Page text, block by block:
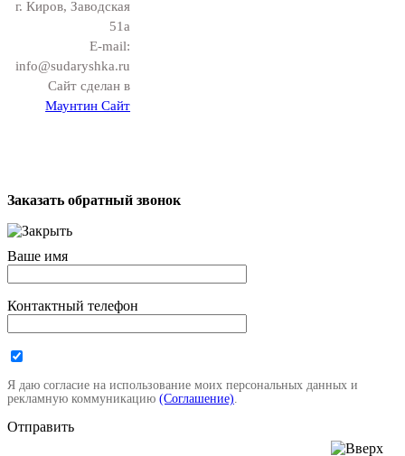
г. Киров, Заводская
51а
E-mail:
info@sudaryshka.ru
Сайт сделан в
Маунтин Сайт
Заказать обратный звонок
Ваше имя
Контактный телефон
Я даю согласие на использование моих персональных данных и
рекламную коммуникацию (Соглашение).
Отправить